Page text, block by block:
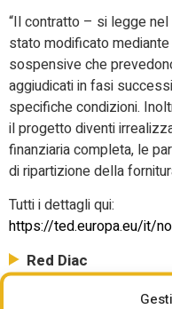
“Il contratto – si legge
stato modificato
sospensive che
aggiudicati in fasi
specifiche condizioni.
il progetto diventi
finanziaria completa, le
di ripartizione della
Tutti i dettagli qui:
https://ted.europa.eu/it/
Red Diac